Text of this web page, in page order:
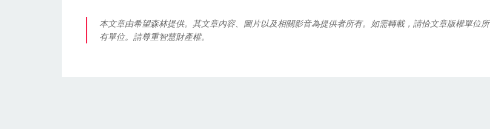
本文章由希望森林提供。其文章內容、圖片以及相關影音為提供者所有。如需轉載，請恰文章版權單位所
有單位。請尊重智慧財產權。